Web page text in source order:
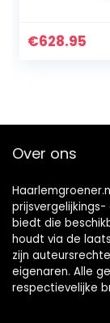
,
€628.95
Over ons
biedt die
houdt via de
zijn
eigenaren. Alle
respectievelijke